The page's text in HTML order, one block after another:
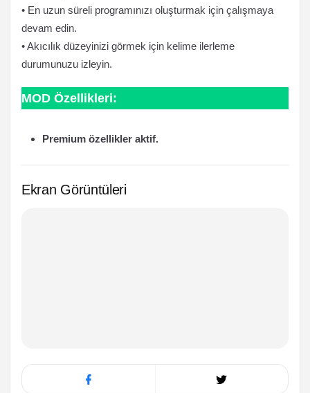
• En uzun süreli programınızı oluşturmak için çalışmaya
devam edin.
• Akıcılık düzeyinizi görmek için kelime ilerleme
durumunuzu izleyin.
MOD Özellikleri:
Premium özellikler aktif.
Ekran Görüntüleri